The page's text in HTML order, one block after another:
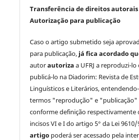
Transferência de direitos autorais
Autorização para publicação
Caso o artigo submetido seja
para publicação, já fica acordado
autorautoriza a UFRJ a reproduzi-lo
publicá-lo na Diadorim: Revista de
Linguísticos e Literários,
termos "reprodução" e "publicação"
conforme definição respectivamente
incisos VI e I do artigo 5° da Lei 9610/
artigo poderá ser acessado pela